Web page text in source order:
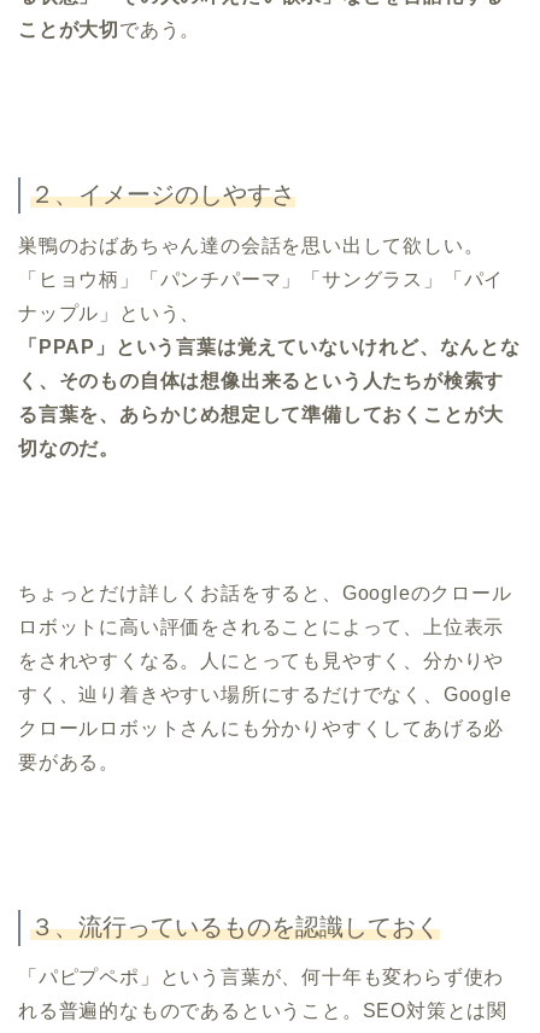
ことが大切 であう。
２、イメージのしやすさ
巣鴨のおばあちゃん達の会話を思い出して欲しい。
「ヒョウ柄」「パンチパーマ」「サングラス」「パイ
ナップル」という、
「PPAP」という言葉は覚えていないけれど、なんとな
く、そのもの自体は想像出来るという人たちが検索す
る言葉を、あらかじめ想定して準備しておくことが大
切なのだ。
ちょっとだけ詳しくお話をすると、Googleのクロール
ロボットに高い評価をされることによって、上位表示
をされやすくなる。人にとっても見やすく、分かりや
すく、辿り着きやすい場所にするだけでなく、Google
クロールロボットさんにも分かりやすくしてあげる必
要がある。
３、流行っているものを認識しておく
「パピプペポ」という言葉が、何十年も変わらず使わ
れる普遍的なものであるということ。SEO対策とは関